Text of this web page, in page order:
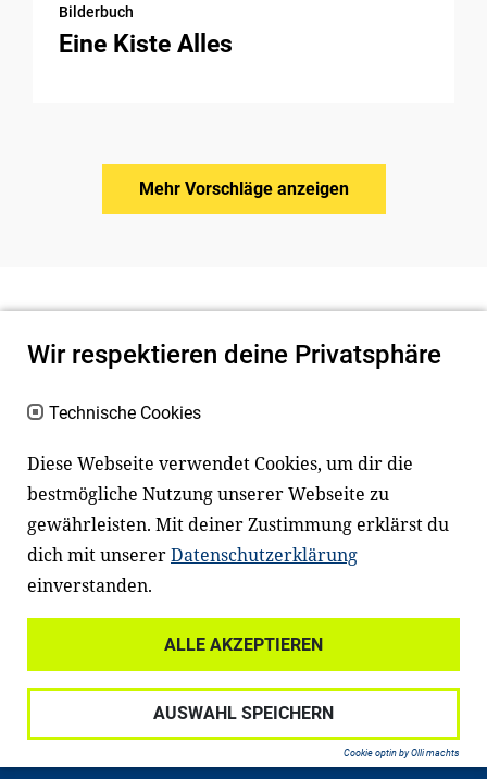
Bilderbuch
Eine Kiste Alles
Mehr Vorschläge anzeigen
Newsletter
Facebook LinkedIn
Datenschutz
Haftungsausschluss
Impressum
Wir respektieren deine Privatsphäre
Technische Cookies
Diese Webseite verwendet Cookies, um dir die
bestmögliche Nutzung unserer Webseite zu
gewährleisten. Mit deiner Zustimmung erklärst du
dich mit unsererDatenschutzerklärung
einverstanden.
ALLE AKZEPTIEREN
AUSWAHL SPEICHERN
Cookie optin by Olli machts